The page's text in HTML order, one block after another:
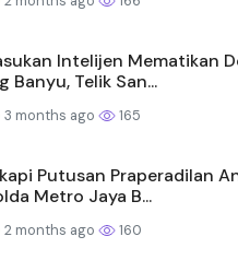
Intelijen Mematikan
Banyu, Telik San...
3 months ago 165
Putusan Praperadilan
Metro Jaya B...
2 months ago 160